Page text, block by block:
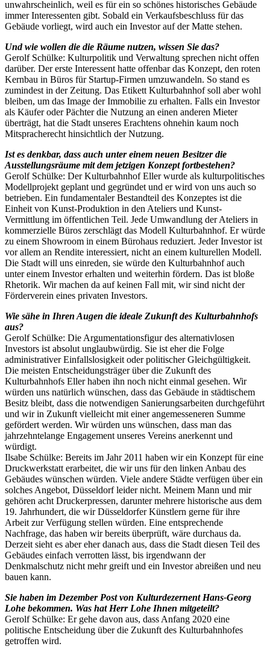
unwahrscheinlich, weil es für ein so schönes historisches Gebäude
immer Interessenten gibt. Sobald ein Verkaufsbeschluss für das
Gebäude vorliegt, wird auch ein Investor auf der Matte stehen.
Und wie wollen die die Räume nutzen, wissen Sie das?
Gerolf Schülke: Kulturpolitik und Verwaltung sprechen nicht offen
darüber. Der erste Interessent hatte offenbar das Konzept, den roten
Kernbau in Büros für Startup-Firmen umzuwandeln. So stand es
zumindest in der Zeitung. Das Etikett Kulturbahnhof soll aber wohl
bleiben, um das Image der Immobilie zu erhalten. Falls ein Investor
als Käufer oder Pächter die Nutzung an einen anderen Mieter
überträgt, hat die Stadt unseres Erachtens ohnehin kaum noch
Mitspracherecht hinsichtlich der Nutzung.
Ist es denkbar, dass auch unter einem neuen Besitzer die
Ausstellungsräume mit dem jetzigen Konzept fortbestehen?
Gerolf Schülke: Der Kulturbahnhof Eller wurde als kulturpolitisches
Modellprojekt geplant und gegründet und er wird von uns auch so
betrieben. Ein fundamentaler Bestandteil des Konzeptes ist die
Einheit von Kunst-Produktion in den Ateliers und Kunst-
Vermittlung im öffentlichen Teil. Jede Umwandlung der Ateliers in
kommerzielle Büros zerschlägt das Modell Kulturbahnhof. Er würde
zu einem Showroom in einem Bürohaus reduziert. Jeder Investor ist
vor allem an Rendite interessiert, nicht an einem kulturellen Modell.
Die Stadt will uns einreden, sie würde den Kulturbahnhof auch
unter einem Investor erhalten und weiterhin fördern. Das ist bloße
Rhetorik. Wir machen da auf keinen Fall mit, wir sind nicht der
Förderverein eines privaten Investors.
Wie sähe in Ihren Augen die ideale Zukunft des Kulturbahnhofs
aus?
Gerolf Schülke: Die Argumentationsfigur des alternativlosen
Investors ist absolut unglaubwürdig. Sie ist eher die Folge
administrativer Einfallslosigkeit oder politischer Gleichgültigkeit.
Die meisten Entscheidungsträger über die Zukunft des
Kulturbahnhofs Eller haben ihn noch nicht einmal gesehen. Wir
würden uns natürlich wünschen, dass das Gebäude in städtischem
Besitz bleibt, dass die notwendigen Sanierungsarbeiten durchgeführt
und wir in Zukunft vielleicht mit einer angemesseneren Summe
gefördert werden. Wir würden uns wünschen, dass man das
jahrzehntelange Engagement unseres Vereins anerkennt und
würdigt.
Ilsabe Schülke: Bereits im Jahr 2011 haben wir ein Konzept für eine
Druckwerkstatt erarbeitet, die wir uns für den linken Anbau des
Gebäudes wünschen würden. Viele andere Städte verfügen über ein
solches Angebot, Düsseldorf leider nicht. Meinem Mann und mir
gehören acht Druckerpressen, darunter mehrere historische aus dem
19. Jahrhundert, die wir Düsseldorfer Künstlern gerne für ihre
Arbeit zur Verfügung stellen würden. Eine entsprechende
Nachfrage, das haben wir bereits überprüft, wäre durchaus da.
Derzeit sieht es aber eher danach aus, dass die Stadt diesen Teil des
Gebäudes einfach verrotten lässt, bis irgendwann der
Denkmalschutz nicht mehr greift und ein Investor abreißen und neu
bauen kann.
Sie haben im Dezember Post von Kulturdezernent Hans-Georg
Lohe bekommen. Was hat Herr Lohe Ihnen mitgeteilt?
Gerolf Schülke: Er gehe davon aus, dass Anfang 2020 eine
politische Entscheidung über die Zukunft des Kulturbahnhofes
getroffen wird.